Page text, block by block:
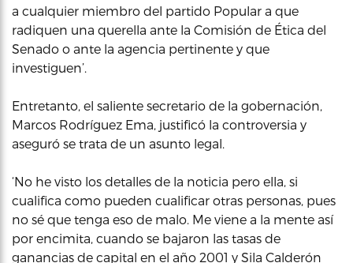
a cualquier miembro del partido Popular a que
radiquen una querella ante la Comisión de Ética del
Senado o ante la agencia pertinente y que
investiguen’.
Entretanto, el saliente secretario de la gobernación,
Marcos Rodríguez Ema, justificó la controversia y
aseguró se trata de un asunto legal.
‘No he visto los detalles de la noticia pero ella, si
cualifica como pueden cualificar otras personas, pues
no sé que tenga eso de malo. Me viene a la mente así
por encimita, cuando se bajaron las tasas de
ganancias de capital en el año 2001 y Sila Calderón